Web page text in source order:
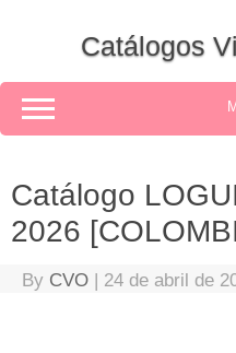
Catálogos
Catálogo
2026
By CVO | 24 de abril de